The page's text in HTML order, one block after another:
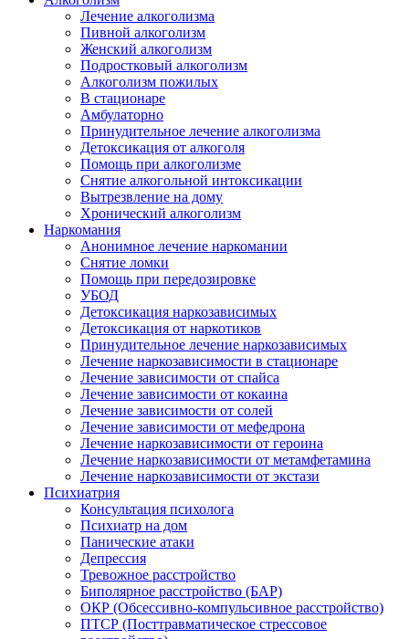
Лечение алкоголизма
Пивной алкоголизм
Женский алкоголизм
Подростковый алкоголизм
Алкоголизм пожилых
В стационаре
Амбулаторно
Принудительное лечение алкоголизма
Детоксикация от алкоголя
Помощь при алкоголизме
Снятие алкогольной интоксикации
Вытрезвление на дому
Хронический алкоголизм
Наркомания
Анонимное лечение наркомании
Снятие ломки
Помощь при передозировке
УБОД
Детоксикация наркозависимых
Детоксикация от наркотиков
Принудительное лечение наркозависимых
Лечение наркозависимости в стационаре
Лечение зависимости от спайса
Лечение зависимости от кокаина
Лечение зависимости от солей
Лечение зависимости от мефедрона
Лечение наркозависимости от героина
Лечение наркозависимости от метамфетамина
Лечение наркозависимости от экстази
Психиатрия
Консультация психолога
Психиатр на дом
Панические атаки
Депрессия
Тревожное расстройство
Биполярное расстройство (БАР)
ОКР (Обсессивно-компульсивное расстройство)
ПТСР (Посттравматическое стрессовое